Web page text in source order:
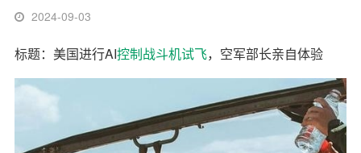
2024-09-03
标题：美国进行AI控制战斗机试飞，空军部长亲自体验